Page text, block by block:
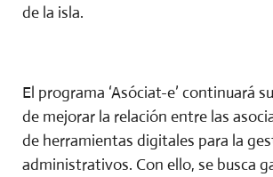
de la isla.
El programa ‘Asóciat-e’ continuará
de mejorar la relación entre las
de herramientas digitales para la
administrativos. Con ello, se busca